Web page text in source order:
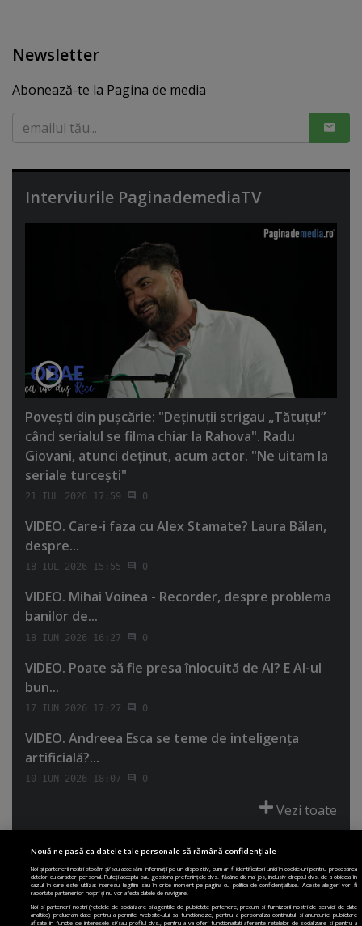
Newsletter
Abonează-te la Pagina de media
Interviurile PaginademediaTV
Poveşti din puşcărie: "Deţinuţii strigau „Tătuţu!”
când serialul se filma chiar la Rahova". Radu
Giovani, atunci deţinut, acum actor. "Ne uitam la
seriale turceşti"
21 IUL 2026 17:59 0
VIDEO. Care-i faza cu Alex Stamate? Laura Bălan,
despre...
18 IUL 2026 15:55 0
VIDEO. Mihai Voinea - Recorder, despre problema
banilor de...
18 IUN 2026 16:27 0
VIDEO. Poate să fie presa înlocuită de AI? E AI-ul
bun...
17 IUN 2026 17:27 0
VIDEO. Andreea Esca se teme de inteligenţa
artificială?...
10 IUN 2026 18:07 0
Vezi toate
PRIMA PAGINĂ
POLITICA DE COLECTARE ACORD COOKIE
POLITICA DE CONFIDENȚIALITATE
DESPRE SITE
ECHIPA
Nouă ne pasă ca datele tale personale să rămână confidențiale
Noi și partenerii noștri stocăm și/sau accesăm informații pe un dispozitiv, cum ar fi identificatori unici în cookie-uri pentru procesarea
datelor cu caracter personal. Puteți accepta sau gestiona preferințele dvs. făcând clic mai jos, inclusiv dreptul dvs. de a obiecta în
cazul în care este utilizat interesul legitim sau în orice moment pe pagina cu politica de confidențialitate. Aceste alegeri vor fi
raportate partenerilor noștri și nu vor afecta datele de navigare.
Noi si partenerii nostri (retelele de socializare si agentiile de publicitate partenere, precum si furnizorii nostri de servicii de date
analitice) prelucram date pentru a permite website-ului sa functioneze, pentru a personaliza continutul si anunturile publicitare
afisate in functie de interesele si/sau profilul dvs., pentru a va oferi functionalitati aferente retelelor de socializare si pentru a